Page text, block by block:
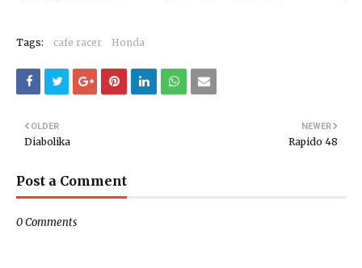
Tags: cafe racer Honda
NEWER
Rapido 48
OLDER
Diabolika
Post a Comment
0 Comments